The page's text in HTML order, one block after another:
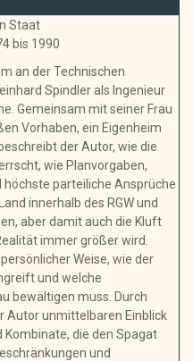
Staat
bis 1990
an der Technischen
Spindler als Ingenieur
Gemeinsam mit seiner Frau
Vorhaben, ein Eigenheim
der Autor, wie die
wie Planvorgaben,
parteiliche Ansprüche
innerhalb des RGW und
aber damit auch die Kluft
immer größer wird.
Weise, wie der
und welche
bewältigen muss. Durch
Autor unmittelbaren Einblick
Kombinate, die den Spagat
und